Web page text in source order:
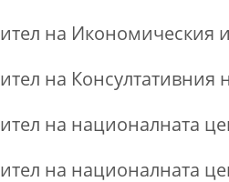
на Икономическия
на Консултативния
на националната
на националната